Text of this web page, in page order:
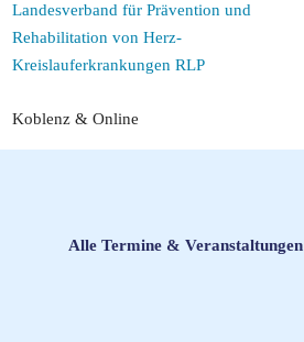
Landesverband für Prävention und
Rehabilitation von Herz-
Kreislauferkrankungen RLP
Koblenz & Online
Alle Termine & Veranstaltungen